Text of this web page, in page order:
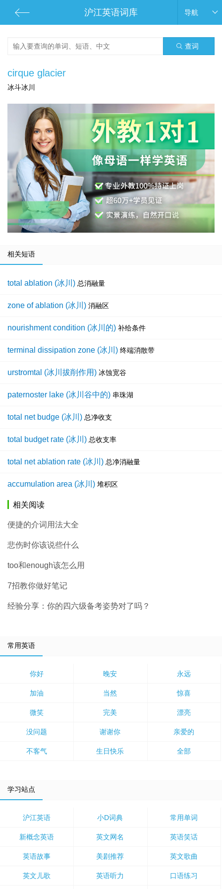
沪江英语词库 导航
查词
cirque glacier
冰斗冰川
相关短语
total ablation (冰川) 总消融量
zone of ablation (冰川) 消融区
nourishment condition (冰川的) 补给条件
terminal dissipation zone (冰川) 终端消散带
urstromtal (冰川拔削作用) 冰蚀宽谷
paternoster lake (冰川谷中的) 串珠湖
total net budge (冰川) 总净收支
total budget rate (冰川) 总收支率
total net ablation rate (冰川) 总净消融量
accumulation area (冰川) 堆积区
相关阅读
便捷的介词用法大全
悲伤时你该说些什么
too和enough该怎么用
7招教你做好笔记
经验分享：你的四六级备考姿势对了吗？
常用英语
你好 晚安 永远
加油 当然 惊喜
微笑 完美 漂亮
没问题 谢谢你 亲爱的
不客气 生日快乐 全部
学习站点
沪江英语 小D词典 常用单词
新概念英语 英文网名 英语笑话
英语故事 美剧推荐 英文歌曲
英文儿歌 英语听力 口语练习